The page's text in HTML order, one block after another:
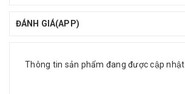
ĐÁNH GIÁ(APP)
Thông tin sản phẩm đang được cập nhật